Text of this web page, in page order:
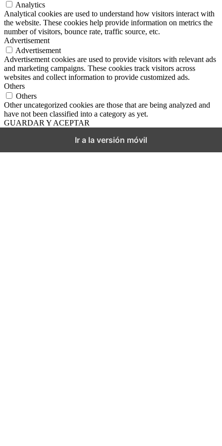
Analytics
Analytical cookies are used to understand how visitors interact with
the website. These cookies help provide information on metrics the
number of visitors, bounce rate, traffic source, etc.
Advertisement
Advertisement
Advertisement cookies are used to provide visitors with relevant ads
and marketing campaigns. These cookies track visitors across
websites and collect information to provide customized ads.
Others
Others
Other uncategorized cookies are those that are being analyzed and
have not been classified into a category as yet.
GUARDAR Y ACEPTAR
Ir a la versión móvil